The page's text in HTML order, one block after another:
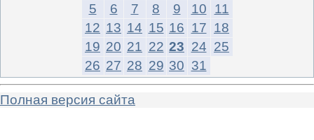
5
6 7 8 9 10
11
12 13 14 15 16 17 18
19 20 21 22 23 24 25
26 27 28 29 30 31
Полная версия сайта